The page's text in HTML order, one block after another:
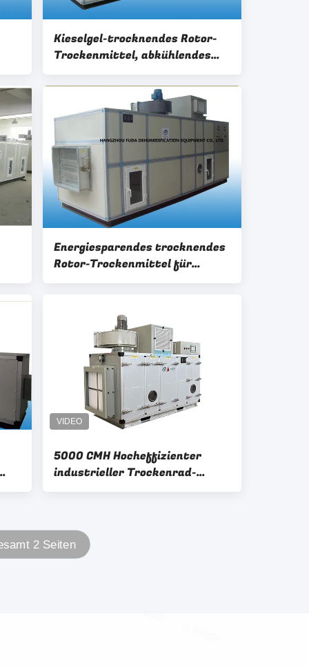
Kieselgel-trocknendes Rotor-
Trockenmittel, abkühlendes
niedrige Temperatur-
Trockenmittel
Energiesparendes trocknendes
Rotor-Trockenmittel für
Lebensmittelindustrie relative
5000 CMH Hocheffizienter
industrieller Trockenrad-
Luftentfeuchter mit SPS-
2 Seiten